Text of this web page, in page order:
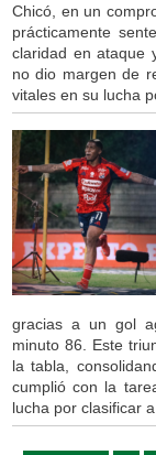
Chicó, en un
prácticamente
claridad en ataque
no dio margen de
vitales en su lucha
gracias a un gol
minuto 86. Este
la tabla,
cumplió con la
lucha por clasificar